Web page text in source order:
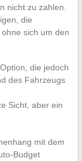
nicht zu zahlen.
die
sich um den
die jedoch
des Fahrzeugs
Sicht, aber ein
mit dem
Budget